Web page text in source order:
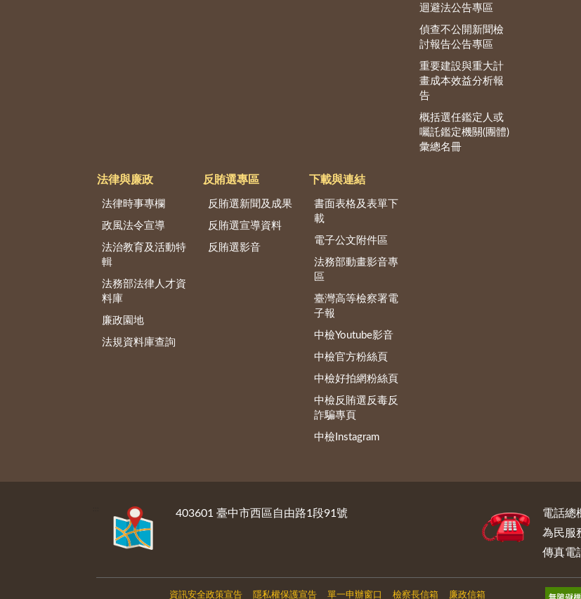
迴避法公告專區
偵查不公開新聞檢
討報告公告專區
重要建設與重大計
畫成本效益分析報
告
概括選任鑑定人或
囑託鑑定機關(團體)
彙總名冊
法律與廉政
法律時事專欄
政風法令宣導
法治教育及活動特
輯
法務部法律人才資
料庫
廉政園地
法規資料庫查詢
反賄選專區
反賄選新聞及成果
反賄選宣導資料
反賄選影音
下載與連結
書面表格及表單下
載
電子公文附件區
法務部動畫影音專
區
臺灣高等檢察署電
子報
中檢Youtube影音
中檢官方粉絲頁
中檢好拍網粉絲頁
中檢反賄選反毒反
詐騙專頁
中檢Instagram
403601 臺中市西區自由路1段91號
電話總
為民服
傳真電
資訊安全政策宣告 隱私權保護宣告 單一申辦窗口 檢察長信箱 廉政信箱